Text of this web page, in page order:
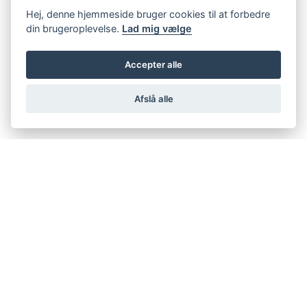
Hej, denne hjemmeside bruger cookies til at forbedre
din brugeroplevelse. Lad mig vælge
Accepter alle
Afslå alle